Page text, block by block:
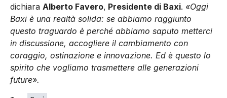
dichiara Alberto Favero, Presidente di Baxi. «Oggi
Baxi è una realtà solida: se abbiamo raggiunto
questo traguardo è perché abbiamo saputo metterci
in discussione, accogliere il cambiamento con
coraggio, ostinazione e innovazione. Ed è questo lo
spirito che vogliamo trasmettere alle generazioni
future».